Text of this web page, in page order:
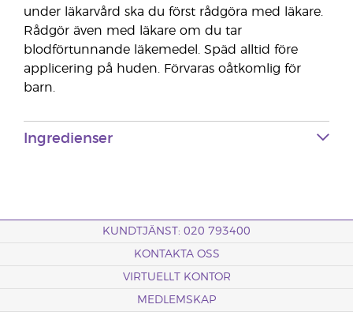
under läkarvård ska du först rådgöra med läkare.
Rådgör även med läkare om du tar
blodförtunnande läkemedel. Späd alltid före
applicering på huden. Förvaras oåtkomlig för
barn.
Ingredienser
KUNDTJÄNST: 020 793400
KONTAKTA OSS
VIRTUELLT KONTOR
MEDLEMSKAP